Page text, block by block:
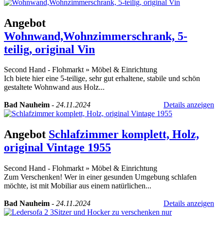
Angebot
Wohnwand,Wohnzimmerschrank, 5-
teilig, original Vin
Second Hand - Flohmarkt » Möbel & Einrichtung
Ich biete hier eine 5-teilige, sehr gut erhaltene, stabile und schön
gestaltete Wohnwand aus Holz...
Bad Nauheim - 24.11.2024 Details anzeigen
Angebot Schlafzimmer komplett, Holz,
original Vintage 1955
Second Hand - Flohmarkt » Möbel & Einrichtung
Zum Verschenken! Wer in einer gesunden Umgebung schlafen
möchte, ist mit Mobiliar aus einem natürlichen...
Bad Nauheim - 24.11.2024 Details anzeigen